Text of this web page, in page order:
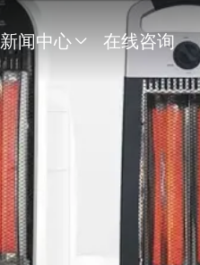
新闻中心  在线咨询